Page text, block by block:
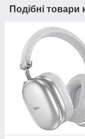
Подібні товари